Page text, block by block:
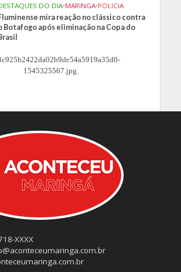
DO DIA•MARINGA•POLICIA
mira reação no clássico contra
Botafogo após eliminação na Copa do
XXXX